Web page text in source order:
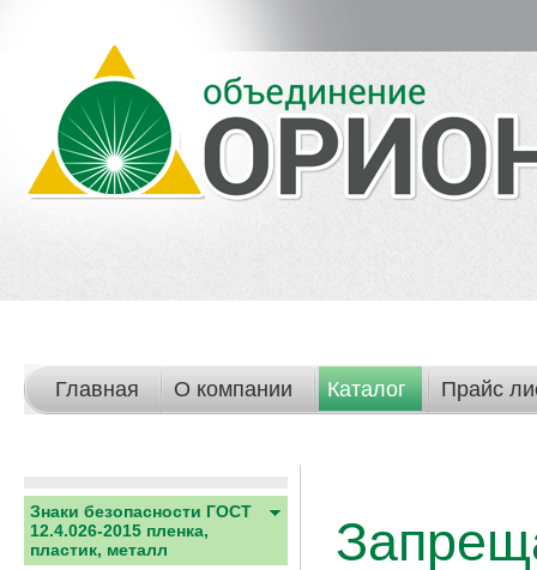
Главная О компании Каталог Прайс
Знаки безопасности ГОСТ
12.4.026-2015 пленка,
пластик, металл